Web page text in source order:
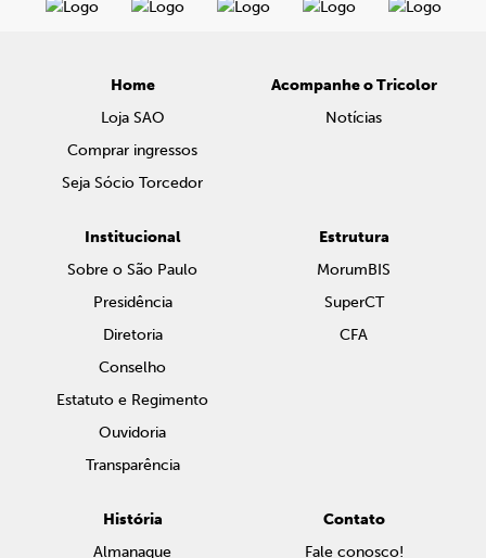
Home
Loja SAO
Comprar ingressos
Seja Sócio Torcedor
Acompanhe o Tricolor
Notícias
Institucional
Sobre o São Paulo
Presidência
Diretoria
Conselho
Estatuto e Regimento
Ouvidoria
Transparência
Estrutura
MorumBIS
SuperCT
CFA
História
Almanaque
Contato
Fale conosco!